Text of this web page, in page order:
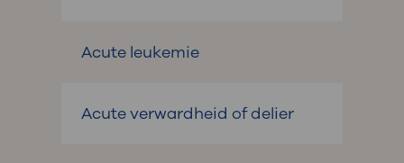
Acute leukemie
Acute verwardheid of delier